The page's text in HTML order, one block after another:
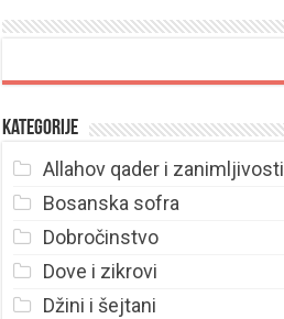
Kategorije
Allahov qader i zanimljivosti
Bosanska sofra
Dobročinstvo
Dove i zikrovi
Džini i šejtani